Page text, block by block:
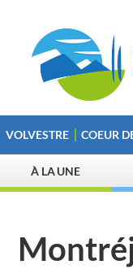
VOLVESTRE COEUR
À LA UNE